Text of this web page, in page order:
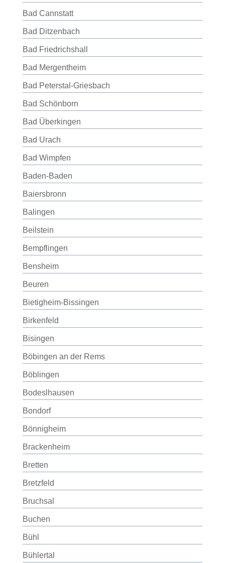
Bad Cannstatt
Bad Ditzenbach
Bad Friedrichshall
Bad Mergentheim
Bad Peterstal-Griesbach
Bad Schönborn
Bad Überkingen
Bad Urach
Bad Wimpfen
Baden-Baden
Baiersbronn
Balingen
Beilstein
Bempflingen
Bensheim
Beuren
Bietigheim-Bissingen
Birkenfeld
Bisingen
Böbingen an der Rems
Böblingen
Bodeslhausen
Bondorf
Bönnigheim
Brackenheim
Bretten
Bretzfeld
Bruchsal
Buchen
Bühl
Bühlertal